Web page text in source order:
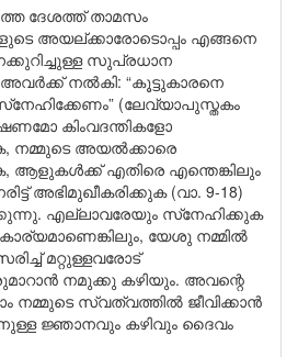
ദേശത്ത് താമസം
അയല്ക്കാരോടൊപ്പം എങ്ങനെ
സുപ്രധാന
അവർക്ക് നൽകി: “കൂട്ടുകാരനെ
(ലേവ്യാപുസ്തകം
കിംവദന്തികളോ
നമ്മുടെ അയൽക്കാരെ
ആളുകൾക്ക് എതിരെ എന്തെങ്കിലും
അഭിമുഖീകരിക്കുക (വാ. 9-18)
എല്ലാവരേയും സ്‌നേഹിക്കുക
യേശു നമ്മിൽ
മറ്റുള്ളവരോട്
നമുക്കു കഴിയും. അവന്റെ
നമ്മുടെ സ്വത്വത്തിൽ ജീവിക്കാൻ
ജ്ഞാനവും കഴിവും ദൈവം